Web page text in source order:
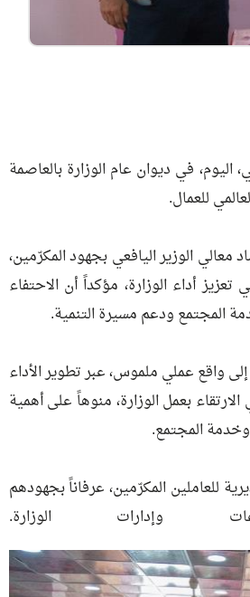
اليوم، في ديوان عام الوزارة بالعاصمة
للعمال.
الوزير اليافعي بجهود المكرّمين،
أداء الوزارة، مؤكداً أن الاحتفاء
المجتمع ودعم مسيرة التنمية.
واقع عملي ملموس، عبر تطوير الأداء
بعمل الوزارة، منوهاً على أهمية
المجتمع.
للعاملين المكرّمين، عرفاناً بجهودهم
الوزارة.